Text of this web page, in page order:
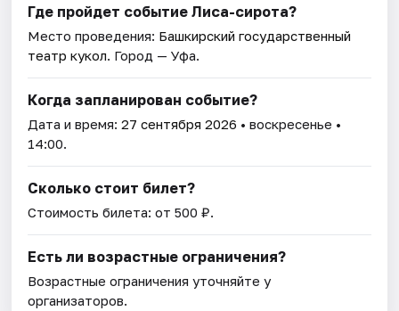
Где пройдет событие Лиса-сирота?
Место проведения: Башкирский государственный
театр кукол. Город — Уфа.
Когда запланирован событие?
Дата и время:27 сентября 2026 • воскресенье •
14:00.
Сколько стоит билет?
Стоимость билета: от 500 ₽.
Есть ли возрастные ограничения?
Возрастные ограничения уточняйте у
организаторов.